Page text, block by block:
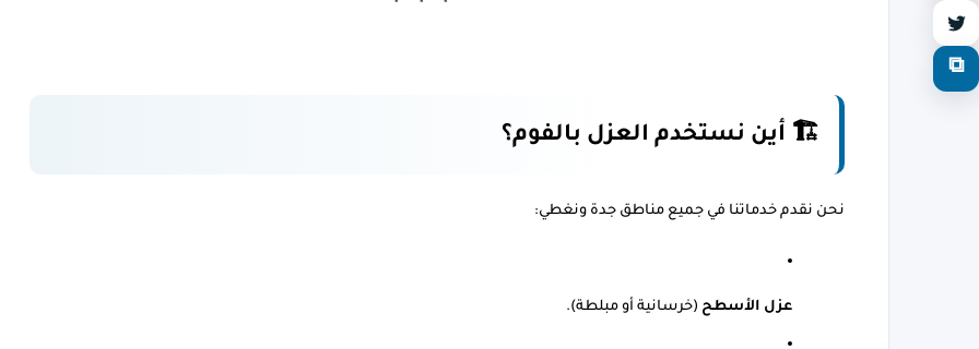
🏗️ أين نستخدم العزل بالفوم؟
نحن نقدم خدماتنا في جميع مناطق جدة ونغطي:
عزل الأسطح (خرسانية أو مبلطة).
⧉